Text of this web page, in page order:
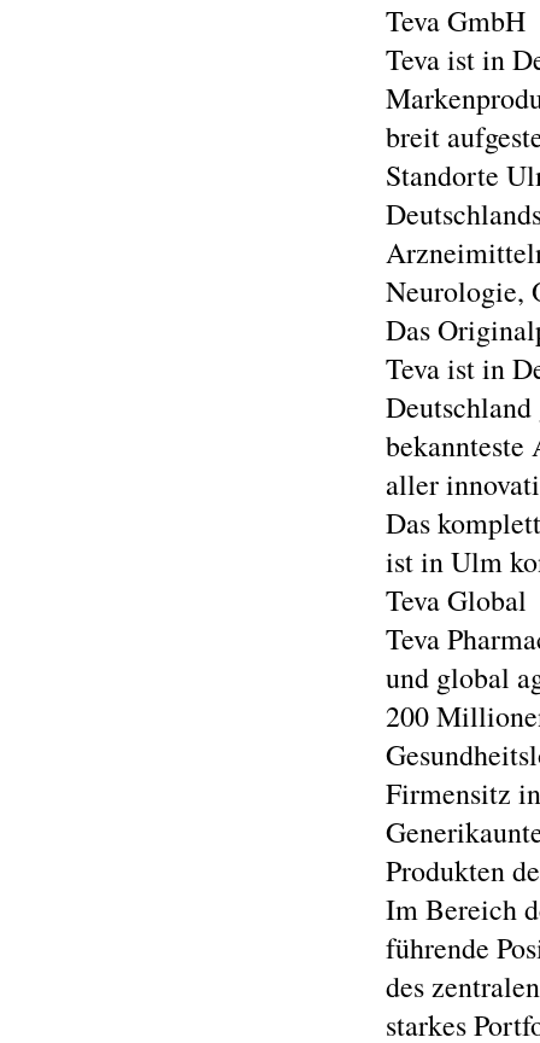
Teva GmbH
Teva ist in
breit
Standorte
Neurologie,
Das
Teva ist in
aller
Das
ist in Ulm
Teva Global
Teva
und global
200
Firmensitz
Produkten
Im Bereich
führende
des
starkes